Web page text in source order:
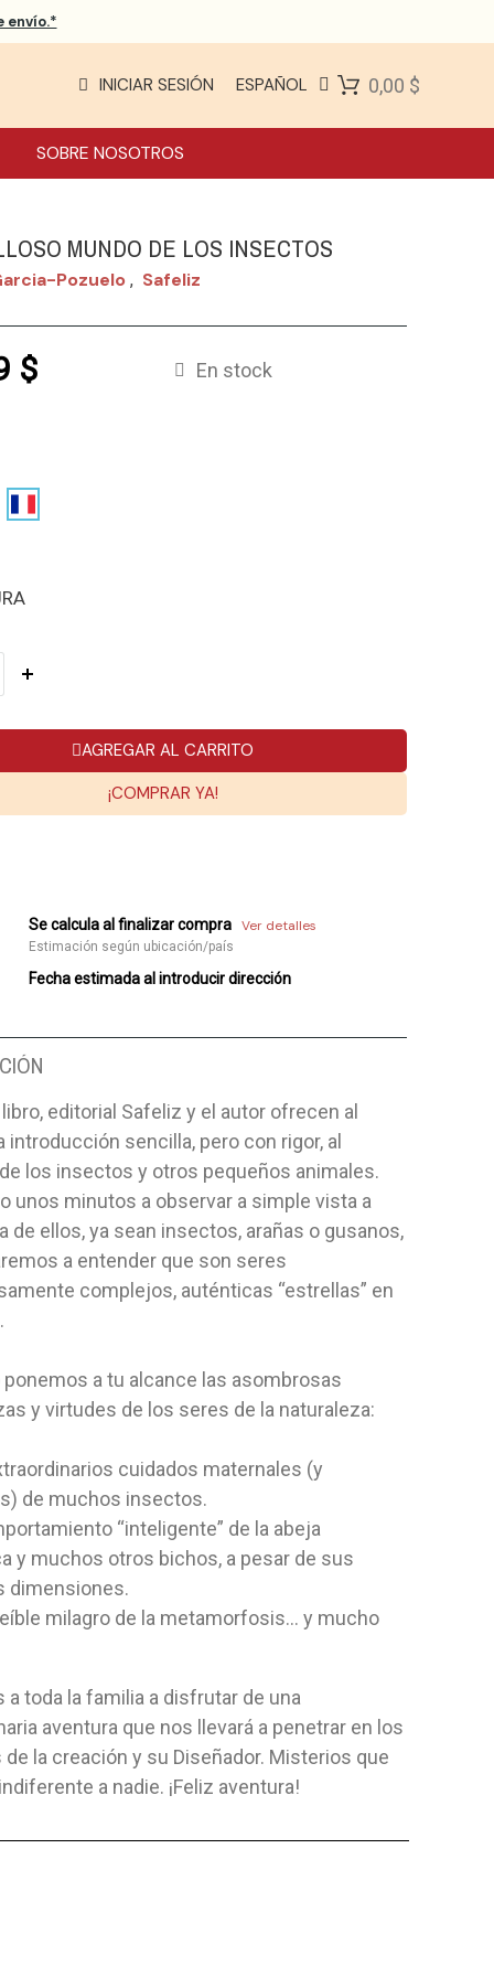
envío.*
INICIAR SESIÓN ESPAÑOL 0,00 $
SOBRE NOSOTROS
5
AL CARRITO
MANOS CONSAGRADAS-Hª
BEN CARSON
Editorial:Aces
Autor:
AGREGAR AL CARRITO
MUNDO DE LOS INSECTOS
Pozuelo , Safeliz
$
En stock
AGREGAR AL CARRITO
¡COMPRAR YA!
Se calcula al finalizar compra Ver detalles
Estimación según ubicación/país
Fecha estimada al introducir dirección
editorial Safeliz y el autor ofrecen al
introducción sencilla, pero con rigor, al
los insectos y otros pequeños animales.
unos minutos a observar a simple vista a
de ellos, ya sean insectos, arañas o gusanos,
a entender que son seres
complejos, auténticas “estrellas” en
ponemos a tu alcance las asombrosas
y virtudes de los seres de la naturaleza:
cuidados maternales (y
de muchos insectos.
“inteligente” de la abeja
y muchos otros bichos, a pesar de sus
dimensiones.
milagro de la metamorfosis... y mucho
a toda la familia a disfrutar de una
aventura que nos llevará a penetrar en los
la creación y su Diseñador. Misterios que
a nadie. ¡Feliz aventura!